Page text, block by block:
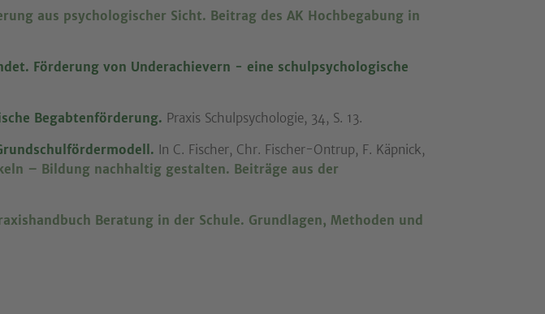
aus psychologischer Sicht. Beitrag des AK Hochbegabung in
Förderung von Underachievern - eine schulpsychologische
Begabtenförderung. Praxis Schulpsychologie, 34, S. 13.
In C. Fischer, Chr. Fischer-Ontrup, F. Käpnick,
– Bildung nachhaltig gestalten. Beiträge aus der
Beratung in der Schule. Grundlagen, Methoden und